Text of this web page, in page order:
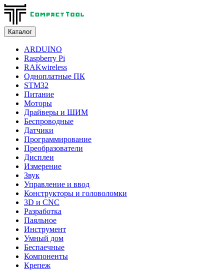
Каталог
ARDUINO
Raspberry Pi
RAKwireless
Одноплатные ПК
STM32
Питание
Моторы
Драйверы и ШИМ
Беспроводные
Датчики
Программирование
Преобразователи
Дисплеи
Измерение
Звук
Управление и ввод
Конструкторы и головоломки
3D и CNC
Разработка
Паяльное
Инструмент
Умный дом
Беспаечные
Компоненты
Крепеж